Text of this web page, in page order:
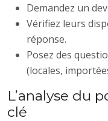
Demandez un
Vérifiez leurs
réponse.
Posez des
(locales,
L’analyse du
clé